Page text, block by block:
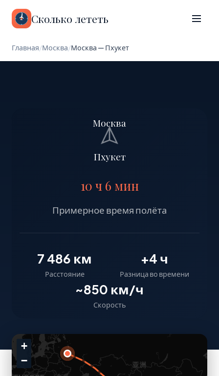
Сколько лететь
Главная/Москва/Москва — Пхукет
Москва
Пхукет
10 ч 6 мин
Примерное время полёта
7 486 км
Расстояние
+4 ч
Разница во времени
~850 км/ч
Скорость
+
−